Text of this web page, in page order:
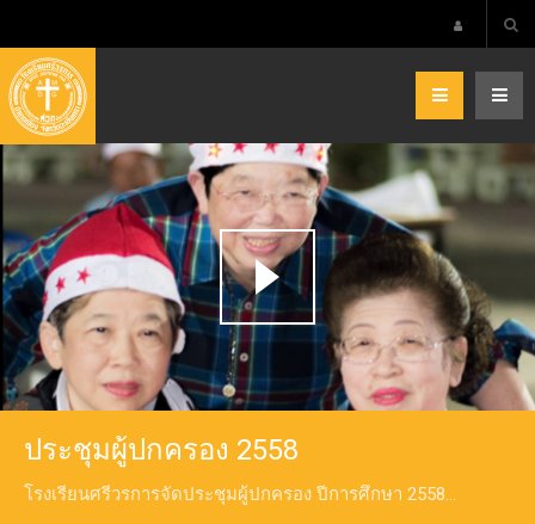
ประชุมผู้ปกครอง 2558
โรงเรียนศรีวรการจัดประชุมผู้ปกครอง ปีการศึกษา 2558...